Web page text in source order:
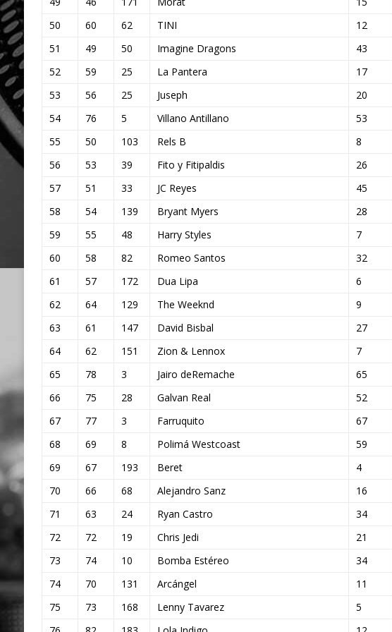
50
60 62 TINI 12
51
49 50 Imagine Dragons 43
52
59 25 La Pantera 17
53
56 25 Juseph 20
54
76 5 Villano Antillano 53
55
50 103 Rels B 8
56
53 39 Fito y Fitipaldis 26
57
51 33 JC Reyes 45
58
54 139 Bryant Myers 28
59
55 48 Harry Styles 7
60
58 82 Romeo Santos 32
61
57 172 Dua Lipa 6
62
64 129 The Weeknd 9
63
61 147 David Bisbal 27
64
62 151 Zion & Lennox 7
65
78 3 Jairo deRemache 65
66
75 28 Galvan Real 52
67
77 3 Farruquito 67
68
69 8 Polimá Westcoast 59
69
67 193 Beret 4
70
66 68 Alejandro Sanz 16
71
63 24 Ryan Castro 34
72
72 19 Chris Jedi 21
73
74 10 Bomba Estéreo 34
74
70 131 Arcángel 11
75
73 168 Lenny Tavarez 5